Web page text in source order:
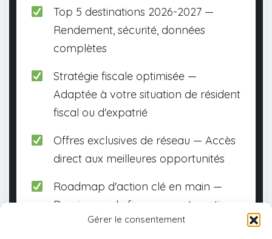
Gérer le consentement
Top 5 destinations 2026-2027 —
Rendement, sécurité, données
complètes
Stratégie fiscale optimisée —
Adaptée à votre situation de résident
fiscal ou d'expatrié
Offres exclusives de réseau — Accès
direct aux meilleures opportunités
Roadmap d'action clé en main —
Dossier, mode financement, gestion